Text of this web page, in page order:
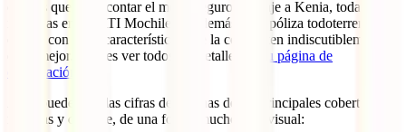
con las que debe contar el mejor seguro de viaje a Kenia, todas
incluidas en tu IATI Mochilero. Además, esta póliza todoterreno
cuenta con otras características que la convierten indiscutiblemente
en la mejor. Puedes ver todos los detalles en
su página de
contratación
Aquí puedes ver las cifras de algunas de las principales coberturas,
médicas y de viaje, de una forma mucho más visual: